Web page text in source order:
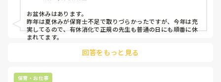
お盆休みはあります。
昨年は夏休みが保育士不足で取りづらかったですが、今年は充
実してるので、有休消化で正規の先生も普通の日にも順番に休
まれてます。
回答をもっと見る
保育・お仕事